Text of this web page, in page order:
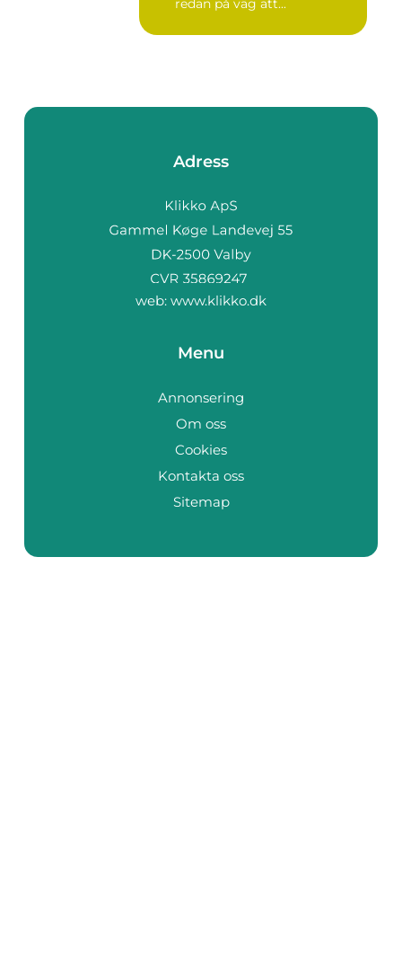
redan på väg att...
Adress
web: www.klikko.dk
Menu
Annonsering
Om oss
Cookies
Kontakta oss
Sitemap